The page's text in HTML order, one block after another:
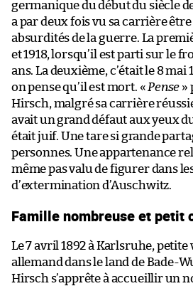
germanique du début du siècle
a par deux fois vu sa carrière
absurdités de la guerre. La
et 1918, lorsqu’il est parti sur le
ans. La deuxième, c’était le 8 mai
on pense qu’il est mort. « Pense »
Hirsch, malgré sa carrière
avait un grand défaut aux yeux
était juif. Une tare si grande
personnes. Une appartenance
même pas valu de figurer dans
d’extermination d’Auschwitz.
Famille nombreuse et petit
Le 7 avril 1892 à Karlsruhe,
allemand dans le land de Bade-
Hirsch s’apprête à accueillir un